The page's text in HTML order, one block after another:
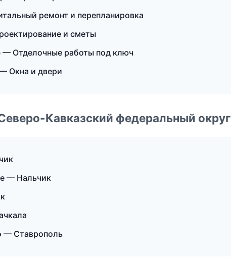
ремонт и перепланировка
и сметы
— Отделочные работы под ключ
Окна и двери
Кавказский федеральный округ
— Нальчик
— Ставрополь